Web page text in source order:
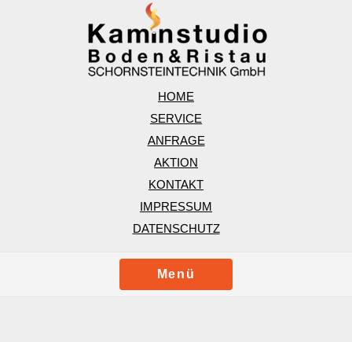
HOME
SERVICE
ANFRAGE
AKTION
KONTAKT
IMPRESSUM
DATENSCHUTZ
Menü